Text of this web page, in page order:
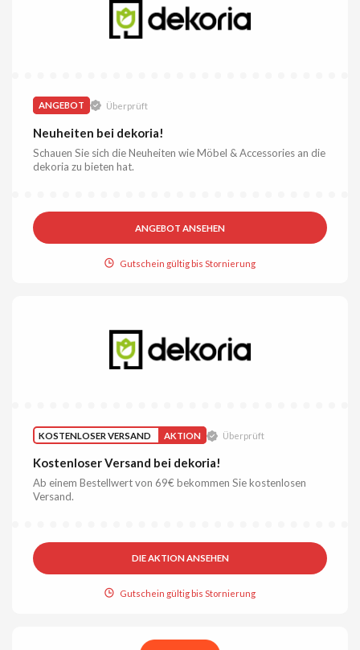
ANGEBOT Überprüft
Neuheiten bei dekoria!
Schauen Sie sich die Neuheiten wie Möbel & Accessories an die
dekoria zu bieten hat.
ANGEBOT ANSEHEN
Gutschein gültig bis Stornierung
KOSTENLOSER VERSAND AKTION Überprüft
Kostenloser Versand bei dekoria!
Ab einem Bestellwert von 69€ bekommen Sie kostenlosen
Versand.
DIE AKTION ANSEHEN
Gutschein gültig bis Stornierung